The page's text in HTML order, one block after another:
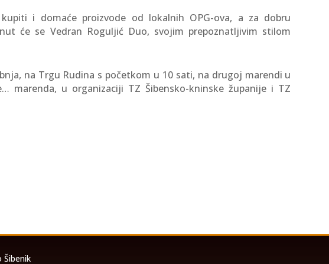
i domaće proizvode od lokalnih OPG-ova, a za dobru
će se Vedran Roguljić Duo, svojim prepoznatljivim stilom
na Trgu Rudina s početkom u 10 sati, na drugoj marendi u
marenda, u organizaciji TZ Šibensko-kninske županije i TZ
Šibenik